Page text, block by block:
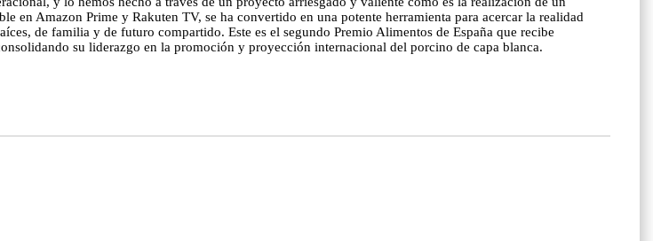
Amazon Prime y Rakuten TV, se ha convertido en una potente herramienta para acercar la realidad
de familia y de futuro compartido. Este es el segundo Premio Alimentos de España que recibe
su liderazgo en la promoción y proyección internacional del porcino de capa blanca.